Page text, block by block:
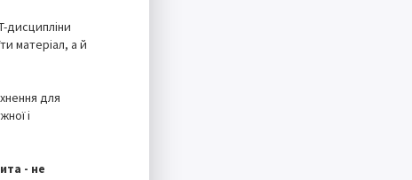
дисципліни
матеріал, а й
для
і
- не